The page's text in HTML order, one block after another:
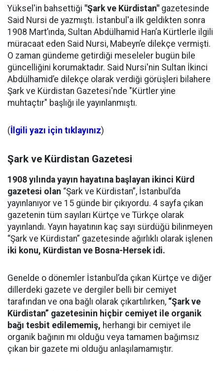
Yüksel'in bahsettiği "Şark ve Kürdistan" gazetesinde
Said Nursi de yazmıştı. İstanbul'a ilk geldikten sonra
1908 Mart’ında, Sultan Abdülhamid Han’a Kürtlerle ilgili
müracaat eden Said Nursi, Mabeyn’e dilekçe vermişti.
O zaman gündeme getirdiği meseleler bugün bile
güncelliğini korumaktadır. Said Nursi'nin Sultan İkinci
Abdülhamid’e dilekçe olarak verdiği görüşleri bilahere
Şark ve Kürdistan Gazetesi'nde "Kürtler yine
muhtaçtır" başlığı ile yayınlanmıştı.
(İlgili yazı için tıklayınız)
Şark ve Kürdistan Gazetesi
1908 yılında yayın hayatına başlayan ikinci Kürd
gazetesi olan “Şark ve Kürdistan”, İstanbul’da
yayınlanıyor ve 15 günde bir çıkıyordu. 4 sayfa çıkan
gazetenin tüm sayıları Kürtçe ve Türkçe olarak
yayınlandı. Yayın hayatının kaç sayı sürdüğü bilinmeyen
“Şark ve Kürdistan” gazetesinde ağırlıklı olarak işlenen
iki konu, Kürdistan ve Bosna-Hersek idi.
Genelde o dönemler İstanbul’da çıkan Kürtçe ve diğer
dillerdeki gazete ve dergiler belli bir cemiyet
tarafından ve ona bağlı olarak çıkartılırken, “Şark ve
Kürdistan” gazetesinin hiçbir cemiyet ile organik
bağı tesbit edilememiş, herhangi bir cemiyet ile
organik bağının mı olduğu veya tamamen bağımsız
çıkan bir gazete mi olduğu anlaşılamamıştır.